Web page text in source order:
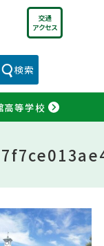
交通
アクセス
高等学校
検索